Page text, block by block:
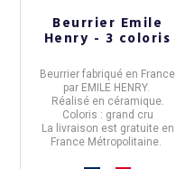
Beurrier Emile
Henry - 3 coloris
Beurrier fabriqué en France
par EMILE HENRY.
Réalisé en céramique.
Coloris : grand cru
La livraison est gratuite en
France Métropolitaine.